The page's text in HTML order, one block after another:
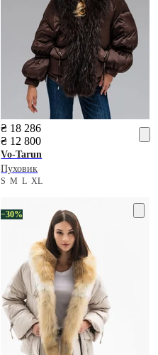
₴ 18 286
₴ 12 800
Vo-Tarun
Пуховик
SMLXL
−30%